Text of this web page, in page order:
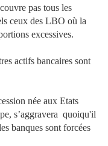
pas tous les
ceux des LBO où la
excessives.
actifs bancaires sont
née aux Etats
s’aggravera quoiqu'il
banques sont forcées